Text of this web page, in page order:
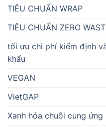
TIÊU CHUẨN WRAP
TIÊU CHUẨN ZERO
tối ưu chi phí kiểm định
khẩu
VEGAN
VietGAP
Xanh hóa chuỗi cung ứng